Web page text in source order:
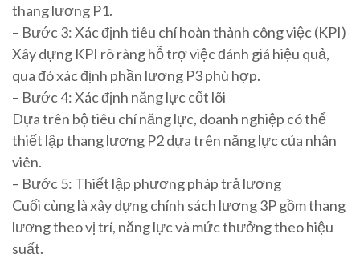
thang lương P1.
– Bước 3: Xác định tiêu chí hoàn thành công việc (KPI)
Xây dựng KPI rõ ràng hỗ trợ việc đánh giá hiệu quả,
qua đó xác định phần lương P3 phù hợp.
– Bước 4: Xác định năng lực cốt lõi
Dựa trên bộ tiêu chí năng lực, doanh nghiệp có thể
thiết lập thang lương P2 dựa trên năng lực của nhân
viên.
– Bước 5: Thiết lập phương pháp trả lương
Cuối cùng là xây dựng chính sách lương 3P gồm thang
lương theo vị trí, năng lực và mức thưởng theo hiệu
suất.